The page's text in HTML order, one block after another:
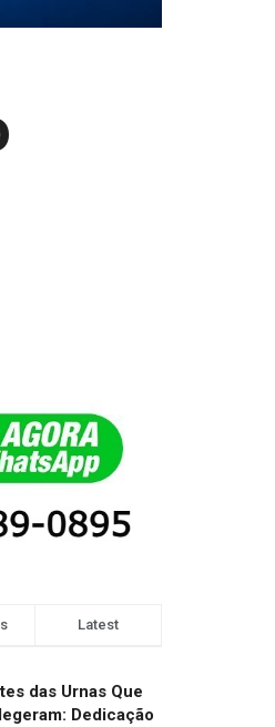
Latest
das Urnas Que
Dedicação